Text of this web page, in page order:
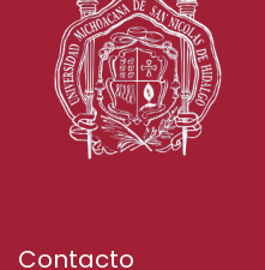
Contacto